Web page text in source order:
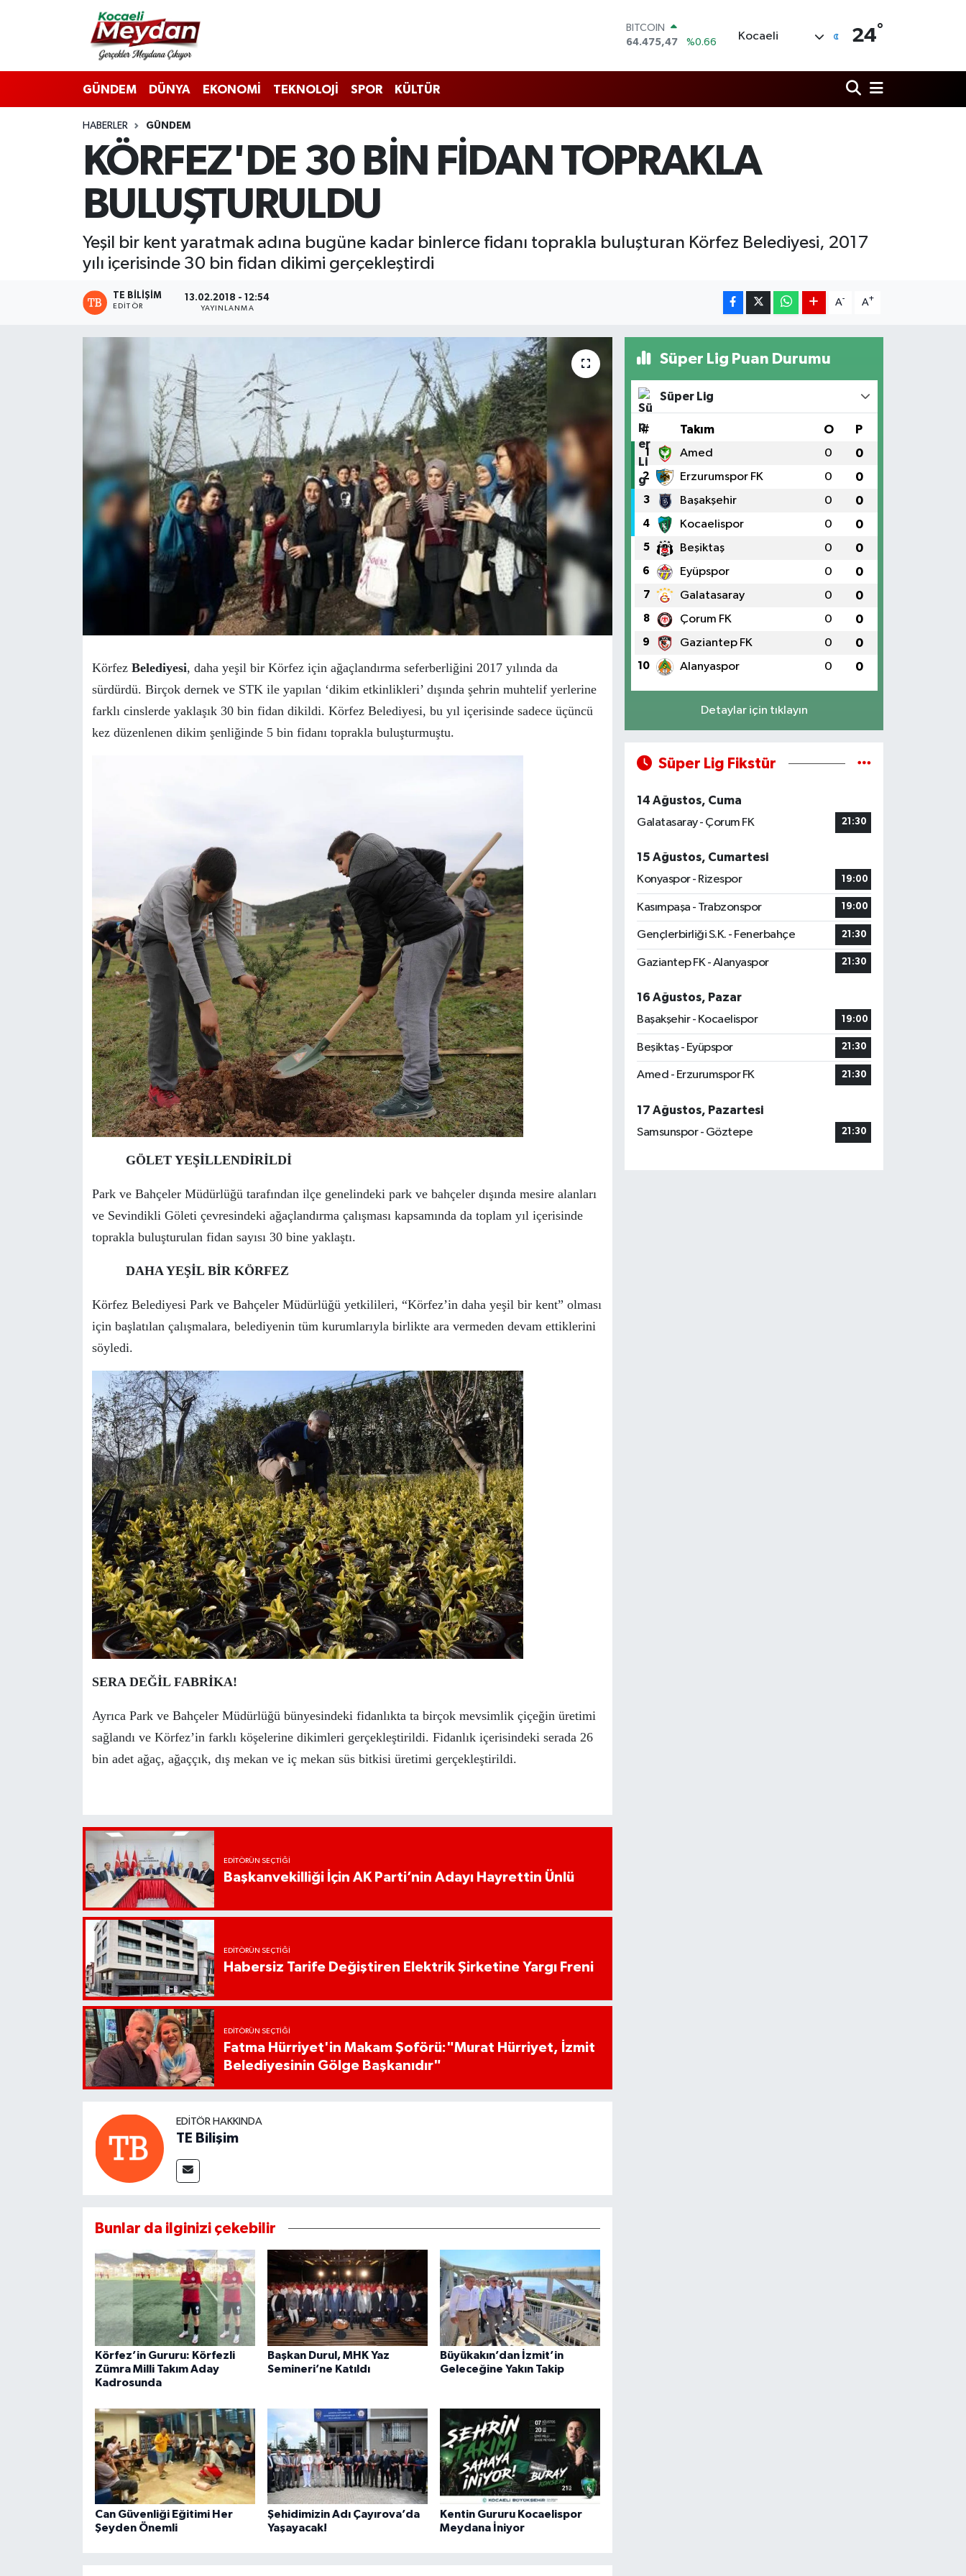
DOLAR
47,5971
%0.05
55,1336
%0.18
BİST100
13.703
%11
BITCOIN
Kocaeli 24°
GÜNDEM DÜNYA EKONOMİ TEKNOLOJİ SPOR KÜLTÜR
HABERLER GÜNDEM
KÖRFEZ'DE 30 BİN FİDAN TOPRAKLA
BULUŞTURULDU
Yeşil bir kent yaratmak adına bugüne kadar binlerce fidanı toprakla buluşturan Körfez Belediyesi, 2017
yılı içerisinde 30 bin fidan dikimi gerçekleştirdi
TE BILIŞIM
EDITÖR
13.02.2018 - 12:54
YAYINLANMA
A- A+
Körfez Belediyesi, daha yeşil bir Körfez için ağaçlandırma seferberliğini 2017 yılında da
sürdürdü. Birçok dernek ve STK ile yapılan ‘dikim etkinlikleri’ dışında şehrin muhtelif yerlerine
farklı cinslerde yaklaşık 30 bin fidan dikildi. Körfez Belediyesi, bu yıl içerisinde sadece üçüncü
kez düzenlenen dikim şenliğinde 5 bin fidanı toprakla buluşturmuştu.
GÖLET YEŞİLLENDİRİLDİ
Park ve Bahçeler Müdürlüğü tarafından ilçe genelindeki park ve bahçeler dışında mesire alanları
ve Sevindikli Göleti çevresindeki ağaçlandırma çalışması kapsamında da toplam yıl içerisinde
toprakla buluşturulan fidan sayısı 30 bine yaklaştı.
DAHA YEŞİL BİR KÖRFEZ
Körfez Belediyesi Park ve Bahçeler Müdürlüğü yetkilileri, “Körfez’in daha yeşil bir kent” olması
için başlatılan çalışmalara, belediyenin tüm kurumlarıyla birlikte ara vermeden devam ettiklerini
söyledi.
SERA DEĞİL FABRİKA!
Ayrıca Park ve Bahçeler Müdürlüğü bünyesindeki fidanlıkta ta birçok mevsimlik çiçeğin üretimi
sağlandı ve Körfez’in farklı köşelerine dikimleri gerçekleştirildi. Fidanlık içerisindeki serada 26
bin adet ağaç, ağaççık, dış mekan ve iç mekan süs bitkisi üretimi gerçekleştirildi.
EDITÖRÜN SEÇTIĞI
Başkanvekilliği İçin AK Parti’nin Adayı Hayrettin Ünlü
EDITÖRÜN SEÇTIĞI
Habersiz Tarife Değiştiren Elektrik Şirketine Yargı Freni
EDITÖRÜN SEÇTIĞI
Fatma Hürriyet'in Makam Şoförü:"Murat Hürriyet, İzmit
Belediyesinin Gölge Başkanıdır"
EDITÖR HAKKINDA
TE Bilişim
Bunlar da ilginizi çekebilir
Körfez’in Gururu: Körfezli
Zümra Milli Takım Aday
Kadrosunda
Başkan Durul, MHK Yaz
Semineri’ne Katıldı
Büyükakın’dan İzmit’in
Geleceğine Yakın Takip
Can Güvenliği Eğitimi Her
Şeyden Önemli
Şehidimizin Adı Çayırova’da
Yaşayacak!
Kentin Gururu Kocaelispor
Meydana İniyor
Süper Lig Puan Durumu
Süper Lig
# Takım O P
1 Amed 0 0
2 Erzurumspor FK 0 0
3 Başakşehir 0 0
4 Kocaelispor 0 0
5 Beşiktaş 0 0
6 Eyüpspor 0 0
7 Galatasaray 0 0
8 Çorum FK 0 0
9 Gaziantep FK 0 0
10 Alanyaspor 0 0
Detaylar için tıklayın
Süper Lig Fikstür
14 Ağustos, Cuma
Galatasaray - Çorum FK
21:30
15 Ağustos, Cumartesi
Konyaspor - Rizespor
19:00
Kasımpaşa - Trabzonspor 19:00
Gençlerbirliği S.K. - Fenerbahçe 21:30
Gaziantep FK - Alanyaspor 21:30
16 Ağustos, Pazar
Başakşehir - Kocaelispor
19:00
Beşiktaş - Eyüpspor 21:30
Amed - Erzurumspor FK 21:30
17 Ağustos, Pazartesi
Samsunspor - Göztepe
21:30
Nöbetçi Eczaneler
Hava Durumu
Trafik Durumu
Süper Lig Puan Durumu ve Fikstür
Tüm Manşetler
Son Dakika Haberleri
Haber Arşivi